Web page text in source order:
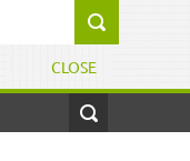
CLOSE